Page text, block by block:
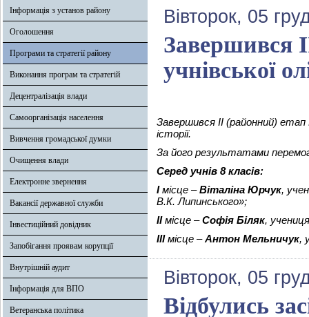
Інформація з установ району
Оголошення
Програми та стратегії району
Виконання програм та стратегій
Децентралізація влади
Самоорганізація населення
Вивчення громадської думки
Очищення влади
Електронне звернення
Вакансії державної служби
Інвестиційний довідник
Запобігання проявам корупції
Внутрішній аудит
Інформація для ВПО
Ветеранська політика
Вівторок, 05
Завершився
учнівської
Завершився ІІ (районний) етап
історії.
За його результатами
Серед учнів 8 класів:
Імісце –Віталіна Юрчук,
В.К. Липинського»;
ІІмісце –Софія Біляк,
ІІІмісце –Антон Мельничук,
Вівторок, 05
Відбулись